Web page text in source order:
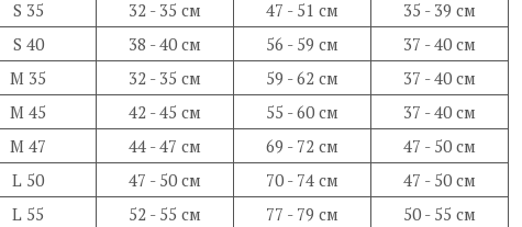
S 35
32 - 35 см 47 - 51 см
35 - 39 см
S 40
38 - 40 см 56 - 59 см
37 - 40 см
M 35
32 - 35 см 59 - 62 см
37 - 40 см
M 45
42 - 45 см 55 - 60 см
37 - 40 см
M 47
44 - 47 см 69 - 72 см
47 - 50 см
L 50
47 - 50 см 70 - 74 см
47 - 50 см
L 55
52 - 55 см 77 - 79 см 50 - 55 см